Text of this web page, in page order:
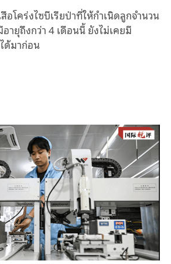
อโคร่งไซบีเรียป่าที่ให้กําเนิดลูกจำนวน
ายุถึงกว่า 4 เดือนนี้ ยังไม่เคยมี
ด้มาก่อน